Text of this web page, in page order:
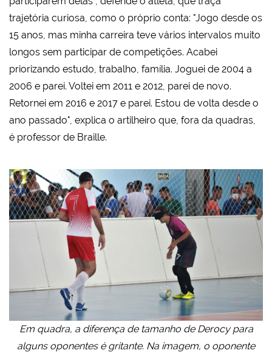
trajetória curiosa, como o próprio conta: "Jogo desde os
15 anos, mas minha carreira teve vários intervalos muito
longos sem participar de competições. Acabei
priorizando estudo, trabalho, família. Joguei de 2004 a
2006 e parei. Voltei em 2011 e 2012, parei de novo.
Retornei em 2016 e 2017 e parei. Estou de volta desde o
ano passado", explica o artilheiro que, fora da quadras,
é professor de Braille.
Em quadra, a diferença de tamanho de Derocy para
alguns oponentes é gritante. Na imagem, o oponente